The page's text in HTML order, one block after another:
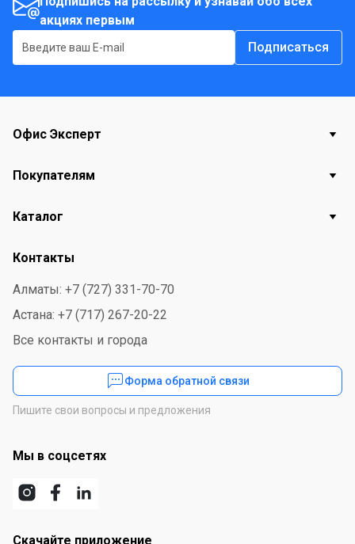
акциях первым
Подписаться
Офис Эксперт
Покупателям
Каталог
Контакты
Алматы: +7 (727) 331-70-70
Астана: +7 (717) 267-20-22
Все контакты и города
Форма обратной связи
Пишите свои вопросы и предложения
Мы в соцсетях
Скачайте приложение